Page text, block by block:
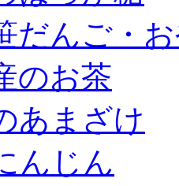
だんご・
のお茶
あまざけ
んじん